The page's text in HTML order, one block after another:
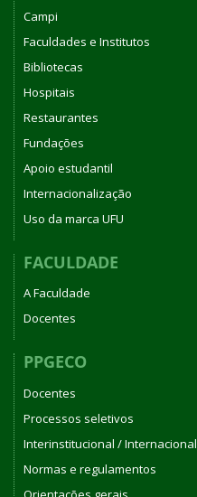
Campi
Faculdades e Institutos
Bibliotecas
Hospitais
Restaurantes
Fundações
Apoio estudantil
Internacionalização
Uso da marca UFU
FACULDADE
A Faculdade
Docentes
PPGECO
Docentes
Processos seletivos
Interinstitucional / Internacional
Normas e regulamentos